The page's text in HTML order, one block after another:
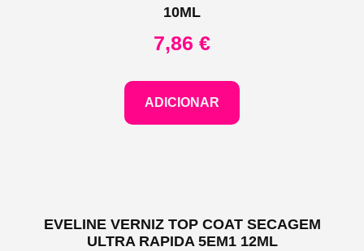
10ML
7,86 €
ADICIONAR
EVELINE VERNIZ TOP COAT SECAGEM
ULTRA RAPIDA 5EM1 12ML